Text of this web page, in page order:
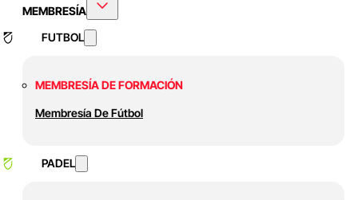
MEMBRESÍA
FUTBOL
MEMBRESÍA DE FORMACIÓN
Membresía De Fútbol
PADEL